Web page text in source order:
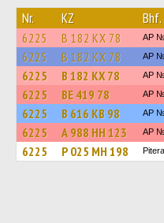
Nr. KZ Bhf.
6225 В 182 КХ 78 AP
6225 В 182 КХ 78 AP
6225 В 182 КХ 78 AP
6225 ВЕ 419 78 AP
6225 В 616 КВ 98 AP
6225 А 988 НН 123 AP
6225 Р 025 МН 198